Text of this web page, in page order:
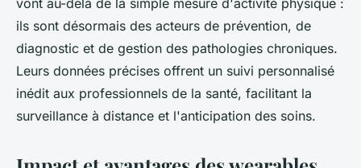
Guillaume•27 mai 2024• 3 min de lecture
vont au-delà de la simple mesure d'activité physique :
ils sont désormais des acteurs de prévention, de
diagnostic et de gestion des pathologies chroniques.
Leurs données précises offrent un suivi personnalisé
inédit aux professionnels de la santé, facilitant la
surveillance à distance et l'anticipation des soins.